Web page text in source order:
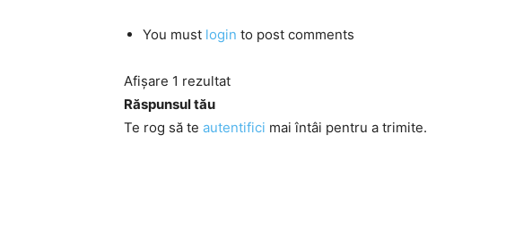
You must login to post comments
Afișare 1 rezultat
Răspunsul tău
Te rog să te autentifici mai întâi pentru a trimite.